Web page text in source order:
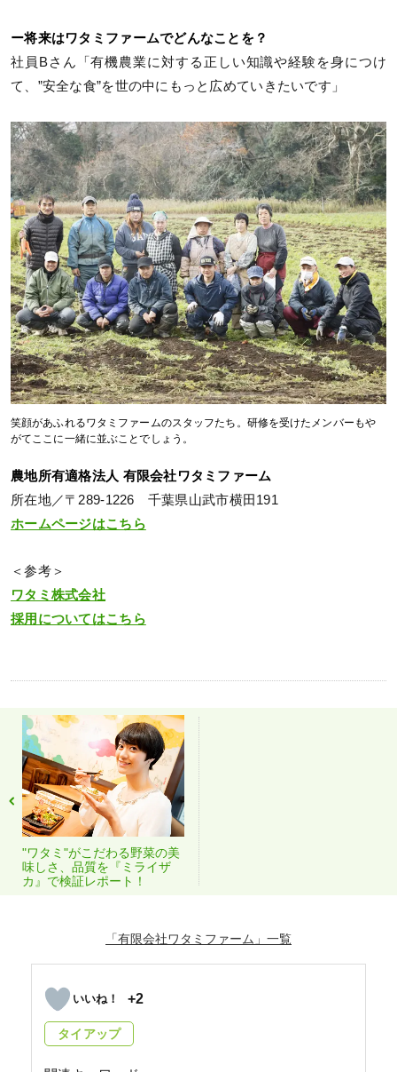
ー将来はワタミファームでどんなことを？
社員Bさん「有機農業に対する正しい知識や経験を身につけ
て、”安全な食”を世の中にもっと広めていきたいです」
笑顔があふれるワタミファームのスタッフたち。研修を受けたメンバーもや
がてここに一緒に並ぶことでしょう。
農地所有適格法人 有限会社ワタミファーム
所在地／〒289-1226 千葉県山武市横田191
ホームページはこちら
＜参考＞
ワタミ株式会社
採用についてはこちら
"ワタミ"がこだわる野菜の美
味しさ、品質を『ミライザ
カ』で検証レポート！
「有限会社ワタミファーム」
+2
タイアップ